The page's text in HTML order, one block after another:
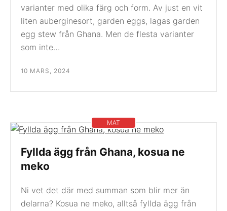
varianter med olika färg och form. Av just en vit
liten auberginesort, garden eggs, lagas garden
egg stew från Ghana. Men de flesta varianter
som inte…
10 MARS, 2024
MAT
Fyllda ägg från Ghana, kosua ne
meko
Ni vet det där med summan som blir mer än
delarna? Kosua ne meko, alltså fyllda ägg från